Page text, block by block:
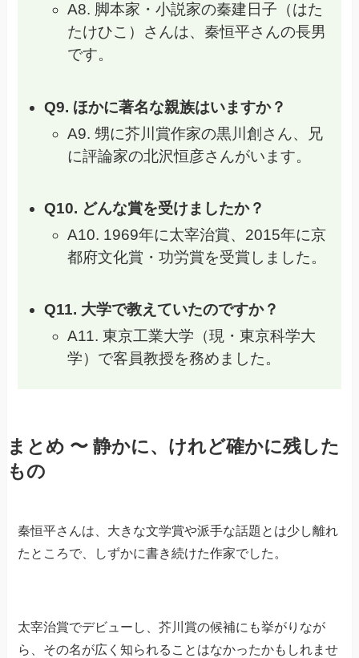
A8. 脚本家・小説家の秦建日子（はた
たけひこ）さんは、秦恒平さんの長男
です。
Q9. ほかに著名な親族はいますか？
A9. 甥に芥川賞作家の黒川創さん、兄
に評論家の北沢恒彦さんがいます。
Q10. どんな賞を受けましたか？
A10. 1969年に太宰治賞、2015年に京
都府文化賞・功労賞を受賞しました。
Q11. 大学で教えていたのですか？
A11. 東京工業大学（現・東京科学大
学）で客員教授を務めました。
まとめ 〜 静かに、けれど確かに残した
もの
秦恒平さんは、大きな文学賞や派手な話題とは少し離れ
たところで、しずかに書き続けた作家でした。
太宰治賞でデビューし、芥川賞の候補にも挙がりなが
ら、その名が広く知られることはなかったかもしれませ